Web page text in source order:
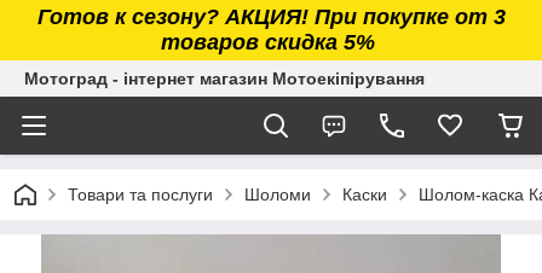
Готов к сезону? АКЦИЯ! При покупке от 3
товаров скидка 5%
Мотоград - інтернет магазин Мотоекіпірування
Товари та послуги Шоломи Каски Шолом-каска